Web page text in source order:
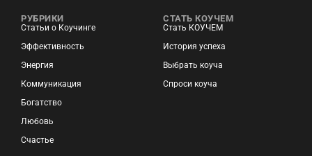
РУБРИКИ
Статьи о Коучинге
Эффективность
Энергия
Коммуникация
Богатство
Любовь
Счастье
СТАТЬ КОУЧЕМ
Стать КОУЧЕМ
История успеха
Выбрать коуча
Спроси коуча